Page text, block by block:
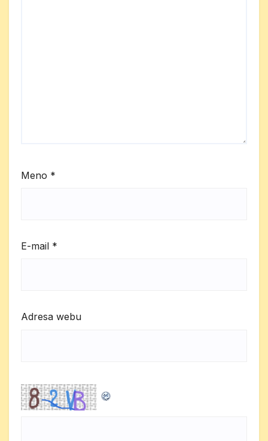
Meno *
E-mail *
Adresa webu